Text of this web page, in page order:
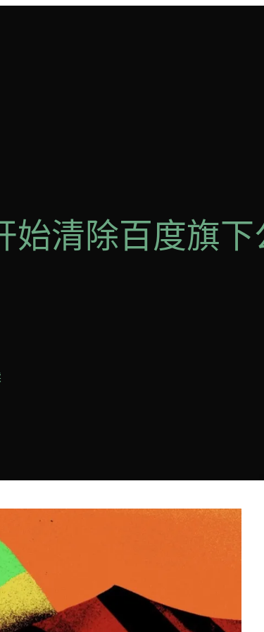
清除百度旗